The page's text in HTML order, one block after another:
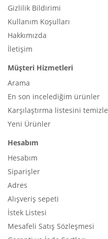
Gizlilik Bildirimi
Kullanım Koşulları
Hakkımızda
İletişim
Müşteri Hizmetleri
Arama
En son incelediğim ürünler
Karşılaştırma listesini temizle
Yeni Ürünler
Hesabım
Hesabım
Siparişler
Adres
Alışveriş sepeti
İstek Listesi
Mesafeli Satış Sözleşmesi